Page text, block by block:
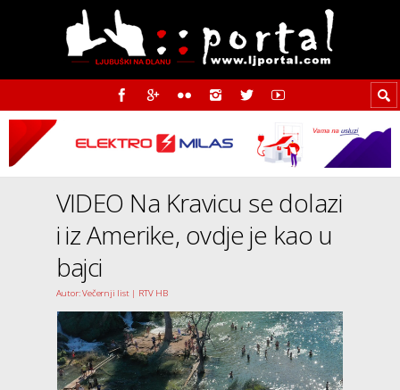
VIDEO Na Kravicu se dolazi
i iz Amerike, ovdje je kao u
bajci
Autor: Večernji list | RTV HB